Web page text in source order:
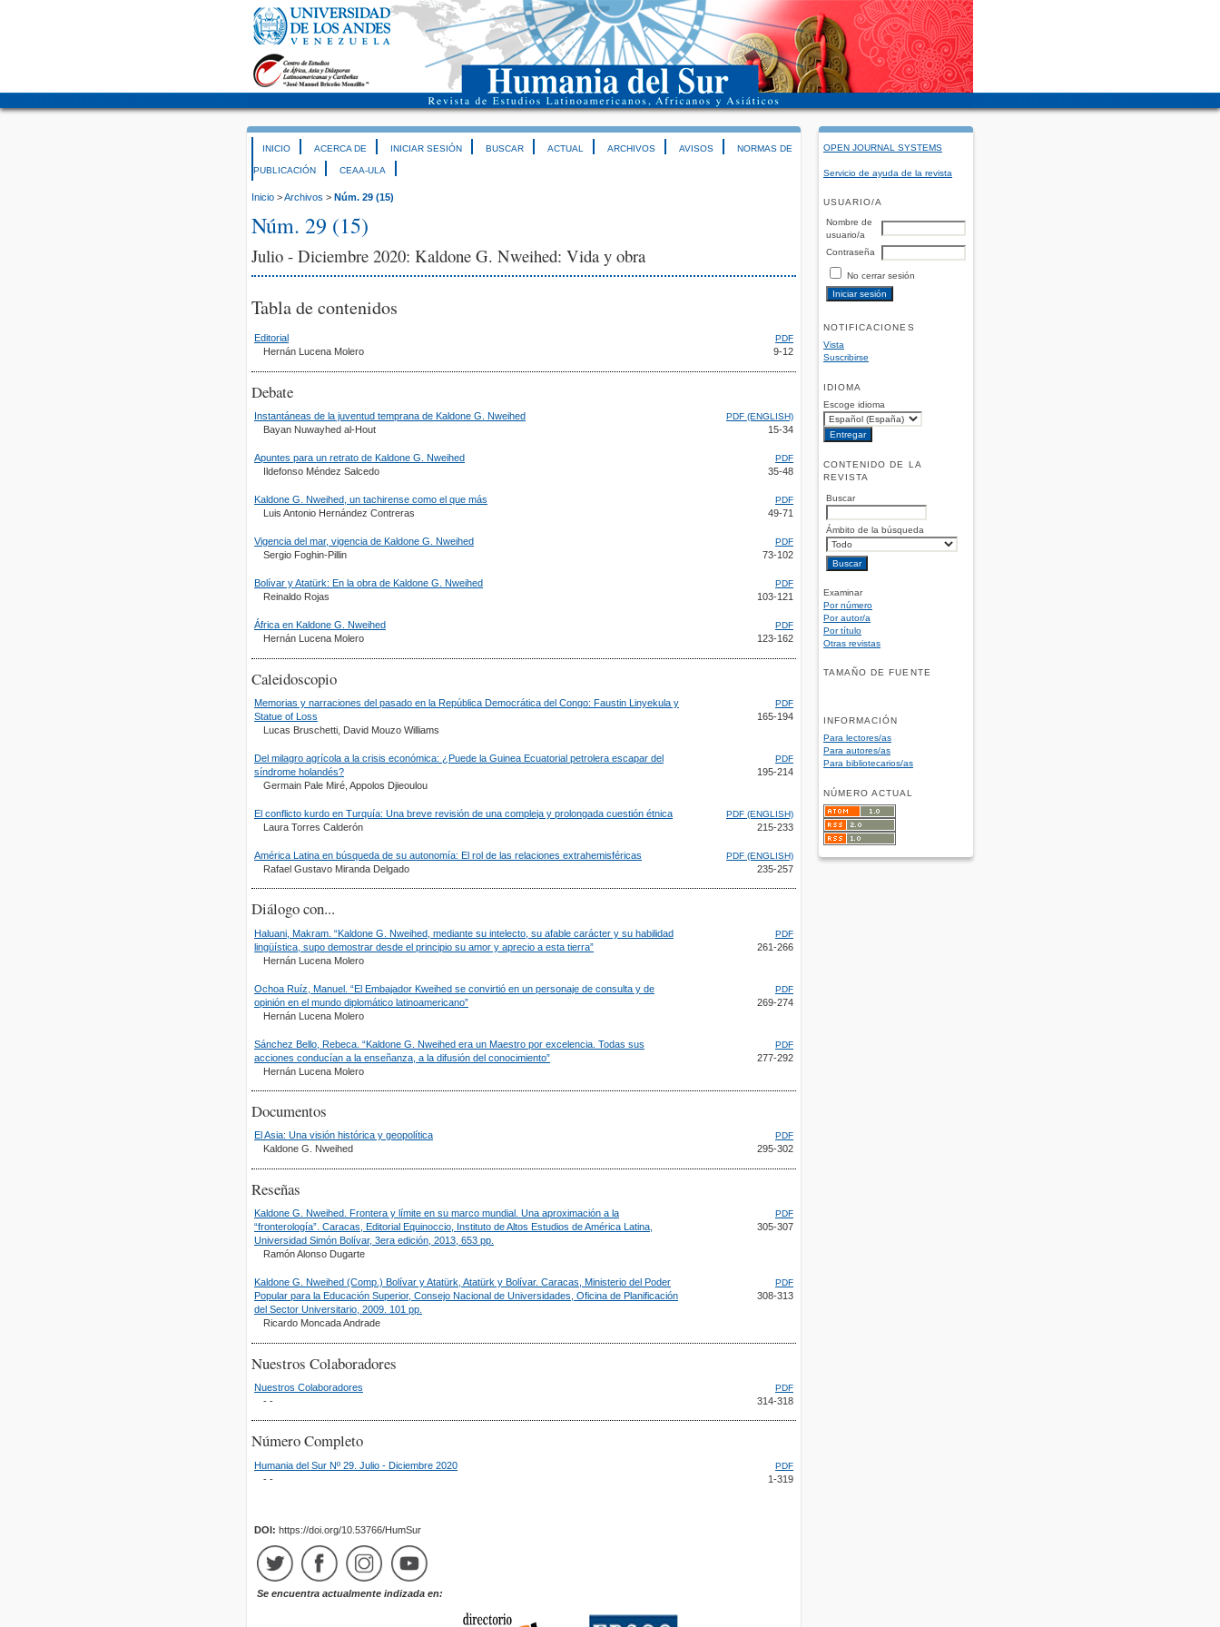
OPEN JOURNAL SYSTEMS
Servicio de ayuda de la revista
USUARIO/A
Nombre de
usuario/a
Contraseña
No cerrar sesión
NOTIFICACIONES
Vista
Suscribirse
IDIOMA
Escoge idioma
CONTENIDO DE LA
REVISTA
Buscar
Ámbito de la búsqueda
Examinar
Por número
Por autor/a
Por título
Otras revistas
TAMAÑO DE FUENTE
INFORMACIÓN
Para lectores/as
Para autores/as
Para bibliotecarios/as
NÚMERO ACTUAL
INICIO ACERCA DE INICIAR SESIÓN BUSCAR ACTUAL ARCHIVOS AVISOS NORMAS DE
PUBLICACIÓN CEAA-ULA
Inicio >Archivos > Núm. 29 (15)
Núm. 29 (15)
Julio - Diciembre 2020: Kaldone G. Nweihed: Vida y obra
Tabla de contenidos
Editorial
Hernán Lucena Molero
PDF
9-12
Debate
Instantáneas de la juventud temprana de Kaldone G. Nweihed
Bayan Nuwayhed al-Hout
PDF (ENGLISH)
15-34
Apuntes para un retrato de Kaldone G. Nweihed
Ildefonso Méndez Salcedo
PDF
35-48
Kaldone G. Nweihed, un tachirense como el que más
Luis Antonio Hernández Contreras
PDF
49-71
Vigencia del mar, vigencia de Kaldone G. Nweihed
Sergio Foghin-Pillin
PDF
73-102
Bolívar y Atatürk: En la obra de Kaldone G. Nweihed
Reinaldo Rojas
PDF
103-121
África en Kaldone G. Nweihed
Hernán Lucena Molero
PDF
123-162
Caleidoscopio
Memorias y narraciones del pasado en la República Democrática del Congo: Faustin Linyekula y
Statue of Loss
Lucas Bruschetti, David Mouzo Williams
PDF
165-194
Del milagro agrícola a la crisis económica: ¿Puede la Guinea Ecuatorial petrolera escapar del
síndrome holandés?
Germain Pale Miré, Appolos Djieoulou
PDF
195-214
El conflicto kurdo en Turquía: Una breve revisión de una compleja y prolongada cuestión étnica
Laura Torres Calderón
PDF (ENGLISH)
215-233
América Latina en búsqueda de su autonomía: El rol de las relaciones extrahemisféricas
Rafael Gustavo Miranda Delgado
PDF (ENGLISH)
235-257
Diálogo con...
Haluani, Makram. “Kaldone G. Nweihed, mediante su intelecto, su afable carácter y su habilidad
lingüística, supo demostrar desde el principio su amor y aprecio a esta tierra”
Hernán Lucena Molero
PDF
261-266
Ochoa Ruíz, Manuel. “El Embajador Kweihed se convirtió en un personaje de consulta y de
opinión en el mundo diplomático latinoamericano”
Hernán Lucena Molero
PDF
269-274
Sánchez Bello, Rebeca. “Kaldone G. Nweihed era un Maestro por excelencia. Todas sus
acciones conducían a la enseñanza, a la difusión del conocimiento”
Hernán Lucena Molero
PDF
277-292
Documentos
El Asia: Una visión histórica y geopolítica
Kaldone G. Nweihed
PDF
295-302
Reseñas
Kaldone G. Nweihed. Frontera y límite en su marco mundial. Una aproximación a la
“fronterología”. Caracas, Editorial Equinoccio, Instituto de Altos Estudios de América Latina,
Universidad Simón Bolívar, 3era edición, 2013, 653 pp.
Ramón Alonso Dugarte
PDF
305-307
Kaldone G. Nweihed (Comp.) Bolívar y Atatürk, Atatürk y Bolívar. Caracas, Ministerio del Poder
Popular para la Educación Superior, Consejo Nacional de Universidades, Oficina de Planificación
del Sector Universitario, 2009. 101 pp.
Ricardo Moncada Andrade
PDF
308-313
Nuestros Colaboradores
Nuestros Colaboradores
- -
PDF
314-318
Número Completo
Humania del Sur Nº 29. Julio - Diciembre 2020
- -
PDF
1-319
DOI: https://doi.org/10.53766/HumSur
Se encuentra actualmente indizada en: